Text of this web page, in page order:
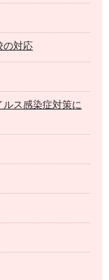
の対応
ス感染症対策に